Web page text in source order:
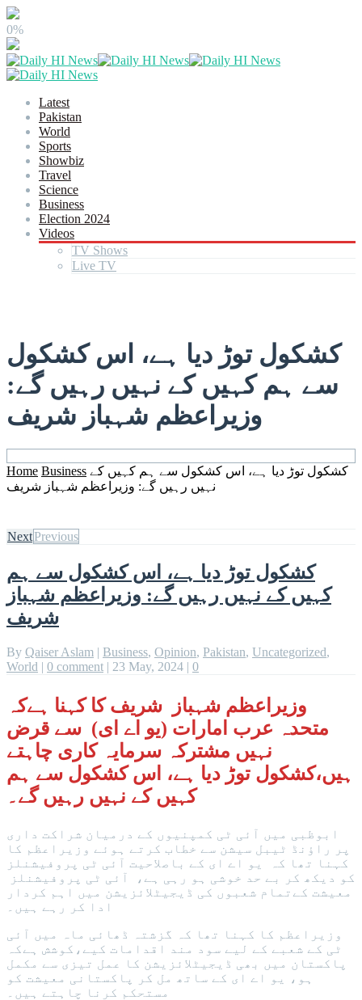
0%
Latest
Pakistan
World
Sports
Showbiz
Travel
Science
Business
Election 2024
Videos
TV Shows
Live TV
کشکول توڑ دیا ہے، اس کشکول
سے ہم کہیں کے نہیں رہیں گے:
وزیراعظم شہباز شریف
Home Business کشکول توڑ دیا ہے، اس کشکول سے ہم کہیں کے
نہیں رہیں گے: وزیراعظم شہباز شریف
NextPrevious
کشکول توڑ دیا ہے، اس کشکول سے ہم
کہیں کے نہیں رہیں گے: وزیراعظم شہباز
شریف
By Qaiser Aslam | Business, Opinion, Pakistan, Uncategorized,
World | 0 comment | 23 May, 2024 | 0
وزیراعظم شہباز شریف کا کہنا ہےکہ
متحدہ عرب امارات (یو اے ای) سے قرض
نہیں مشترکہ سرمایہ کاری چاہتے
ہیں،کشکول توڑ دیا ہے، اس کشکول سے ہم
کہیں کے نہیں رہیں گے۔
ابوظبی میں آئی ٹی کمپنیوں کے درمیان شراکت داری
پر راؤنڈ ٹیبل سیشن سے خطاب کرتے ہوئے وزیراعظم کا
کہنا تھا کہ یو اے ای کے باصلاحیت آئی ٹی پروفیشنلز
کو دیکھ کر بے حد خوشی ہو رہی ہے، آئی ٹی پروفیشنلز
معیشت کےتمام شعبوں کی ڈیجیٹلائزیشن میں اہم کردار
ادا کر رہے ہیں۔
وزیراعظم کا کہنا تھا کہ گزشتہ ڈھائی ماہ میں آئی
ٹی کے شعبے کے لیے سود مند اقدامات کیے،کوشش ہےکہ
پاکستان میں بھی ڈیجیٹلائزیشن کا عمل تیزی سے مکمل
ہو، یو اے ای کے ساتھ مل کر پاکستانی معیشت کو
مستحکم کرنا چاہتے ہیں۔